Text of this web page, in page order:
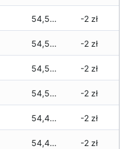
54,570 zł -2 zł
54,560 zł -2 zł
54,560 zł -2 zł
54,560 zł -2 zł
54,450 zł -2 zł
54,450 zł -2 zł